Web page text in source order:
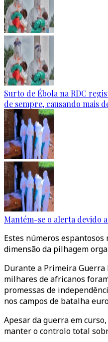
Surto de Ébola na RDC
de sempre, causando mais
Mantém-se o alerta devido
Estes números
dimensão da pilhagem
Durante a Primeira
milhares de africanos
promessas de
nos campos de batalha
Apesar da guerra em
manter o controlo total